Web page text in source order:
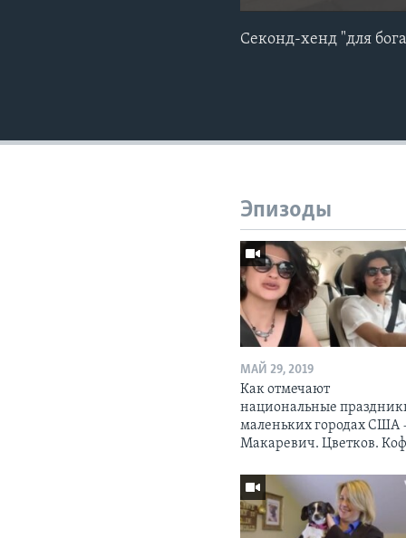
Секонд-хенд "для
Эпизоды
МАЙ 29, 2019
Как отмечают
национальные
маленьких городах
Макаревич. Цветков.